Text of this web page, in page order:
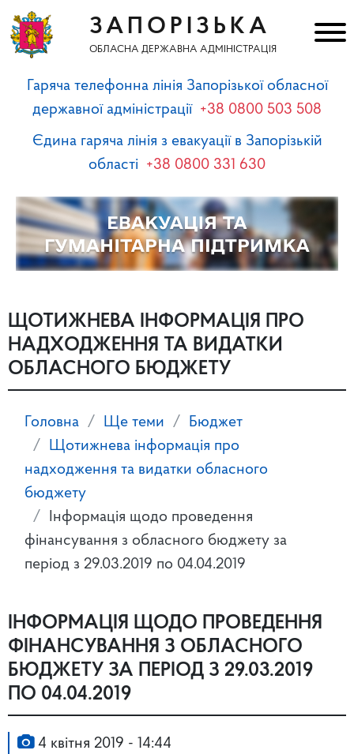
ЗАПОРІЗЬКА
ОБЛАСНА ДЕРЖАВНА АДМІНІСТРАЦІЯ
Гаряча телефонна лінія Запорізької обласної
державної адміністрації +38 0800 503 508
Єдина гаряча лінія з евакуації в Запорізькій
області +38 0800 331 630
ЩОТИЖНЕВА ІНФОРМАЦІЯ ПРО
НАДХОДЖЕННЯ ТА ВИДАТКИ
ОБЛАСНОГО БЮДЖЕТУ
Головна Ще теми
Бюджет
Щотижнева інформація про
надходження та видатки обласного
бюджету
Інформація щодо проведення
фінансування з обласного бюджету за
період з 29.03.2019 по 04.04.2019
ІНФОРМАЦІЯ ЩОДО ПРОВЕДЕННЯ
ФІНАНСУВАННЯ З ОБЛАСНОГО
БЮДЖЕТУ ЗА ПЕРІОД З 29.03.2019
ПО 04.04.2019
4 квітня 2019 - 14:44